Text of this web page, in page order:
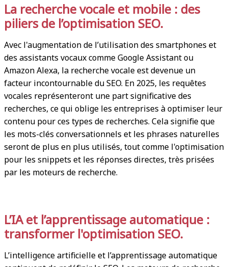
La recherche vocale et mobile : des
piliers de l’optimisation SEO.
Avec l'augmentation de l’utilisation des smartphones et
des assistants vocaux comme Google Assistant ou
Amazon Alexa, la recherche vocale est devenue un
facteur incontournable du SEO. En 2025, les requêtes
vocales représenteront une part significative des
recherches, ce qui oblige les entreprises à optimiser leur
contenu pour ces types de recherches. Cela signifie que
les mots-clés conversationnels et les phrases naturelles
seront de plus en plus utilisés, tout comme l'optimisation
pour les snippets et les réponses directes, très prisées
par les moteurs de recherche.
L’IA et l’apprentissage automatique :
transformer l'optimisation SEO.
L’intelligence artificielle et l’apprentissage automatique